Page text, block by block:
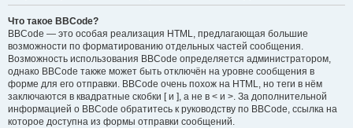
Что такое BBCode?
BBCode — это особая реализация HTML, предлагающая большие
возможности по форматированию отдельных частей сообщения.
Возможность использования BBCode определяется администратором,
однако BBCode также может быть отключён на уровне сообщения в
форме для его отправки. BBCode очень похож на HTML, но теги в нём
заключаются в квадратные скобки [ и ], а не в < и >. За дополнительной
информацией о BBCode обратитесь к руководству по BBCode, ссылка на
которое доступна из формы отправки сообщений.